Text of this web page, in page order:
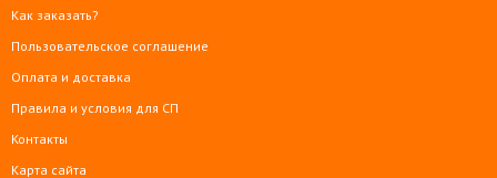
Как заказать?
Пользовательское соглашение
Оплата и доставка
Правила и условия для СП
Контакты
Карта сайта